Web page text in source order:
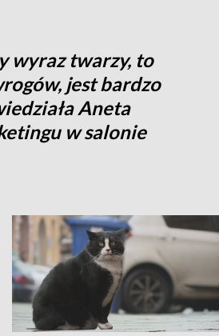
wyraz twarzy, to
jest bardzo
Aneta
w salonie